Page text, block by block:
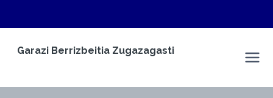
Garazi Berrizbeitia Zugazagasti